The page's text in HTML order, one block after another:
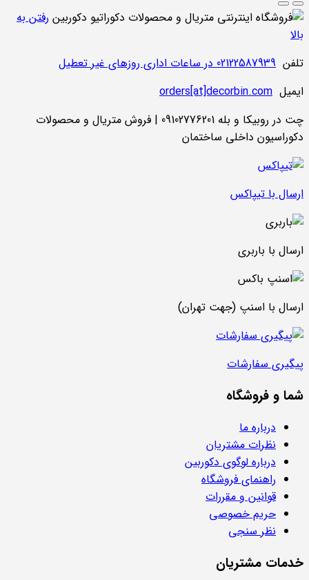
رفتن به
بالا
تلفن 02122587939 در ساعات اداری روزهای غیر تعطیل
ایمیل orders[at]decorbin.com
چت در روبیکا و بله 09102776201 | فروش متریال و محصولات
دکوراسیون داخلی ساختمان
ارسال با تیپاکس
ارسال با باربری
ارسال با اسنپ (جهت تهران)
پیگیری سفارشات
شما و فروشگاه
درباره ما
نظرات مشتریان
درباره لوگوی دکوربین
راهنمای فروشگاه
قوانین و مقررات
حریم خصوصی
نظر سنجی
خدمات مشتریان